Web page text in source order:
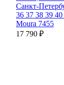
36 37 38 39 40
Moura 7455
17 790 ₽